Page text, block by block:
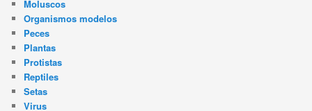
Moluscos
Organismos modelos
Peces
Plantas
Protistas
Reptiles
Setas
Virus